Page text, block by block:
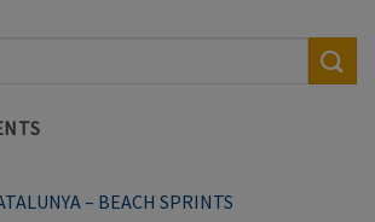
– BEACH SPRINTS